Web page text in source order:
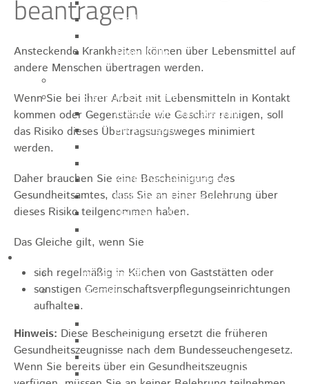
Stadthalle großer Saal
Tennishalle
Steuern & Gebühren
Wasserverbrauchsgebühr
Hundesteuer
Kindergartengebühren
Hallenbenutzungsgebühren
Hallenbad & Freibad
Bürgermeister
Gremien
GEO - Vertreter im Aufsichtsrat
Ortschaftsrat
Aufsichtsrat Wohnbau GmbH
beantragen
Ansteckende Krankheiten können über Lebensmittel auf
andere Menschen übertragen werden.
Wenn Sie bei Ihrer Arbeit mit Lebensmitteln in Kontakt
kommen oder Gegenstände wie Geschirr reinigen, soll
das Risiko dieses Übertragsungsweges minimiert
werden.
Daher brauchen Sie eine Bescheinigung des
Gesundheitsamtes, dass Sie an einer Belehrung über
dieses Risiko teilgenommen haben.
Das Gleiche gilt, wenn Sie
sich regelmäßig in Küchen von Gaststätten oder
sonstigen Gemeinschaftsverpflegungseinrichtungen
aufhalten.
Hinweis: Diese Bescheinigung ersetzt die früheren
Gesundheitszeugnisse nach dem Bundesseuchengesetz.
Wenn Sie bereits über ein Gesundheitszeugnis